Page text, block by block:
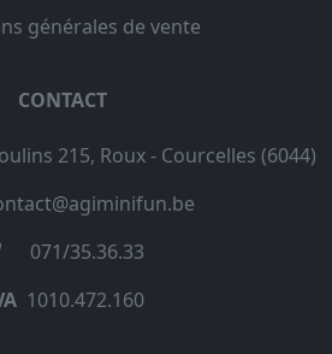
générales de vente
CONTACT
215, Roux - Courcelles (6044)
071/35.36.33
1010.472.160